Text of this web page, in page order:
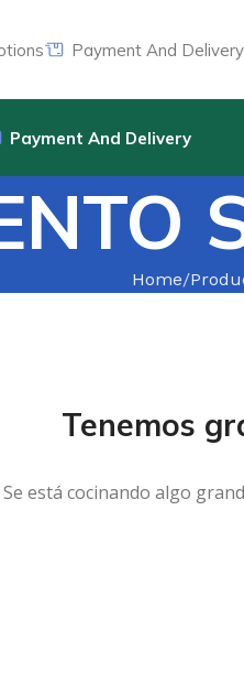
Payment And Delivery
Payment And Delivery
Home
Tenemos
Se está cocinando algo